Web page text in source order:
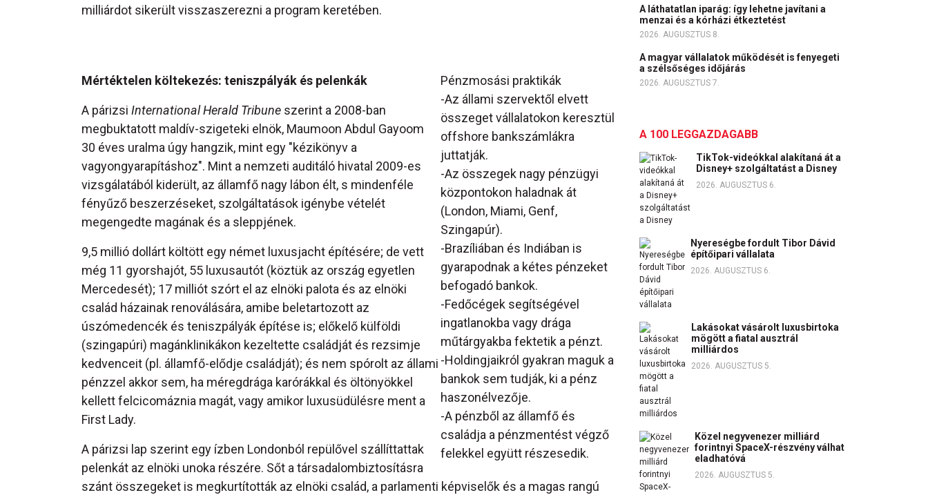
milliárdot sikerült visszaszerezni a program keretében.
Pénzmosási praktikák
-Az állami szervektől elvett
összeget vállalatokon keresztül
offshore bankszámlákra
juttatják.
-Az összegek nagy pénzügyi
központokon haladnak át
(London, Miami, Genf,
Szingapúr).
-Brazíliában és Indiában is
gyarapodnak a kétes pénzeket
befogadó bankok.
-Fedőcégek segítségével
ingatlanokba vagy drága
műtárgyakba fektetik a pénzt.
-Holdingjaikról gyakran maguk a
bankok sem tudják, ki a pénz
haszonélvezője.
-A pénzből az államfő és
családja a pénzmentést végző
felekkel együtt részesedik.
Mértéktelen költekezés: teniszpályák és pelenkák
A párizsi International Herald Tribune szerint a 2008-ban
megbuktatott maldív-szigeteki elnök, Maumoon Abdul Gayoom
30 éves uralma úgy hangzik, mint egy "kézikönyv a
vagyongyarapításhoz". Mint a nemzeti auditáló hivatal 2009-es
vizsgálatából kiderült, az államfő nagy lábon élt, s mindenféle
fényűző beszerzéseket, szolgáltatások igénybe vételét
megengedte magának és a sleppjének.
9,5 millió dollárt költött egy német luxusjacht építésére; de vett
még 11 gyorshajót, 55 luxusautót (köztük az ország egyetlen
Mercedesét); 17 milliót szórt el az elnöki palota és az elnöki
család házainak renoválására, amibe beletartozott az
úszómedencék és teniszpályák építése is; előkelő külföldi
(szingapúri) magánklinikákon kezeltette családját és rezsimje
kedvenceit (pl. államfő-elődje családját); és nem spórolt az állami
pénzzel akkor sem, ha méregdrága karórákkal és öltönyökkel
kellett felcicomáznia magát, vagy amikor luxusüdülésre ment a
First Lady.
A párizsi lap szerint egy ízben Londonból repülővel szállíttattak
pelenkát az elnöki unoka részére. Sőt a társadalombiztosításra
szánt összegeket is megkurtították az elnöki család, a parlamenti képviselők és a magas rangú
A láthatatlan iparág: így lehetne javítani a
menzai és a kórházi étkeztetést
2026. AUGUSZTUS 8.
A magyar vállalatok működését is fenyegeti
a szélsőséges időjárás
2026. AUGUSZTUS 7.
A 100 LEGGAZDAGABB
TikTok-videókkal alakítaná át a
Disney+ szolgáltatást a Disney
2026. AUGUSZTUS 6.
Nyereségbe fordult Tibor Dávid
építőipari vállalata
2026. AUGUSZTUS 6.
Lakásokat vásárolt luxusbirtoka
mögött a fiatal ausztrál
milliárdos
2026. AUGUSZTUS 5.
Közel negyvenezer milliárd
forintnyi SpaceX-részvény válhat
eladhatóvá
2026. AUGUSZTUS 5.